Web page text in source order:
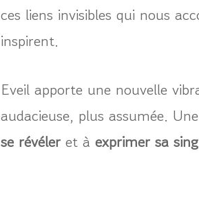
ces liens invisibles qui nous
inspirent.
Eveil apporte une nouvelle
audacieuse, plus assumée.
se révéler et à exprimer sa